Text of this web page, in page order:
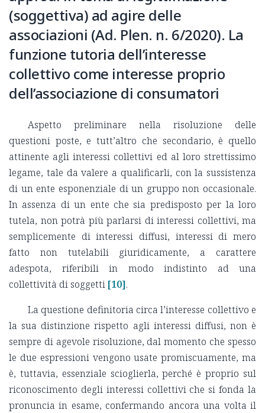
(soggettiva) ad agire delle
associazioni (Ad. Plen. n. 6/2020). La
funzione tutoria dell’interesse
collettivo come interesse proprio
dell’associazione di consumatori
Aspetto preliminare nella risoluzione delle
questioni poste, e tutt’altro che secondario, è quello
attinente agli interessi collettivi ed al loro strettissimo
legame, tale da valere a qualificarli, con la sussistenza
di un ente esponenziale di un gruppo non occasionale.
In assenza di un ente che sia predisposto per la loro
tutela, non potrà più parlarsi di interessi collettivi, ma
semplicemente di interessi diffusi, interessi di mero
fatto non tutelabili giuridicamente, a carattere
adespota, riferibili in modo indistinto ad una
collettività di soggetti [10].
La questione definitoria circa l’interesse collettivo e
la sua distinzione rispetto agli interessi diffusi, non è
sempre di agevole risoluzione, dal momento che spesso
le due espressioni vengono usate promiscuamente, ma
è, tuttavia, essenziale scioglierla, perché è proprio sul
riconoscimento degli interessi collettivi che si fonda la
pronuncia in esame, confermando ancora una volta il